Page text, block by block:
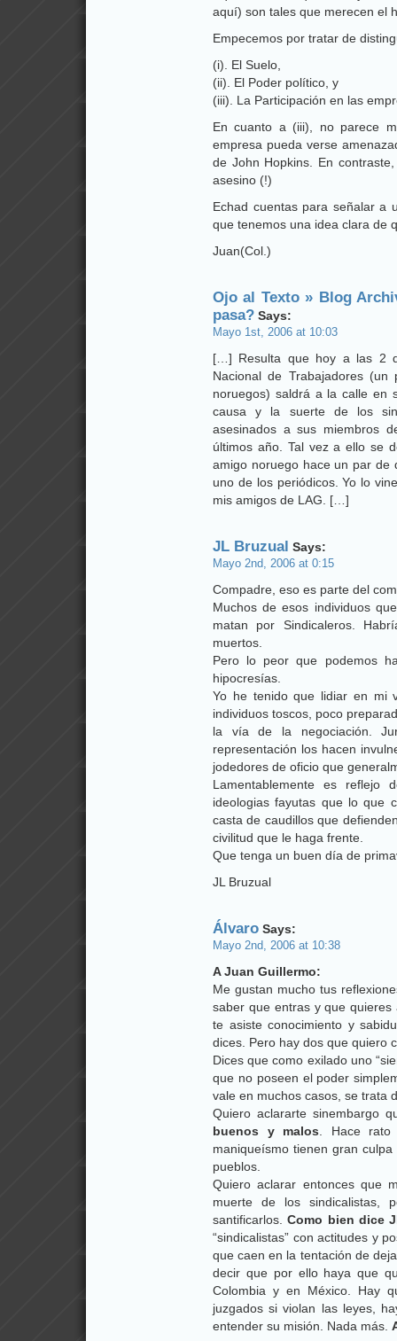
aquí) son tales que merecen el
Empecemos por tratar de
(i). El Suelo,
(ii). El Poder político, y
(iii). La Participación en las
En cuanto a (iii), no parece
empresa pueda verse
de John Hopkins. En
asesino (!)
Echad cuentas para señalar a
que tenemos una idea clara de
Juan(Col.)
Ojo al Texto » Blog
pasa? Says:
Mayo 1st, 2006 at 10:03
[…] Resulta que hoy a las 2
Nacional de Trabajadores
noruegos) saldrá a la calle en
causa y la suerte de los
asesinados a sus miembros
últimos año. Tal vez a ello se
amigo noruego hace un par de
uno de los periódicos. Yo lo
mis amigos de LAG. […]
JL Bruzual Says:
Mayo 2nd, 2006 at 0:15
Compadre, eso es parte del
Muchos de esos individuos
matan por Sindicaleros.
muertos.
Pero lo peor que podemos
hipocresías.
Yo he tenido que lidiar en mi
individuos toscos, poco
la vía de la negociación.
representación los hacen
jodedores de oficio que
Lamentablemente es reflejo
ideologias fayutas que lo que
casta de caudillos que
civilitud que le haga frente.
Que tenga un buen día de
JL Bruzual
Álvaro Says:
Mayo 2nd, 2006 at 10:38
A Juan Guillermo:
Me gustan mucho tus
saber que entras y que
te asiste conocimiento y
dices. Pero hay dos que quiero
Dices que como exilado uno
que no poseen el poder
vale en muchos casos, se trata
Quiero aclararte sinembargo
buenos y malos . Hace
maniqueísmo tienen gran
pueblos.
Quiero aclarar entonces que
muerte de los sindicalistas,
santificarlos.Como bien dice
“sindicalistas” con actitudes y
que caen en la tentación de
decir que por ello haya que
Colombia y en México. Hay
juzgados si violan las leyes,
entender su misión. Nada más.